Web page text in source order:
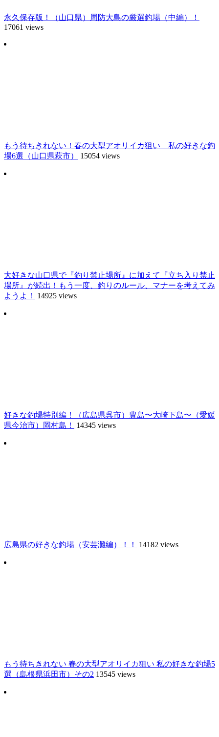
永久保存版！（山口県）周防大島の厳選釣場（中編）！
17061 views
もう待ちきれない！春の大型アオリイカ狙い 私の好きな釣
場6選（山口県萩市）
15054 views
大好きな山口県で『釣り禁止場所』に加えて『立ち入り禁止
場所』が続出！もう一度、釣りのルール、マナーを考えてみ
ようよ！
14925 views
好きな釣場特別編！（広島県呉市）豊島〜大崎下島〜（愛媛
県今治市）岡村島！
14345 views
広島県の好きな釣場（安芸灘編）！！ 14182 views
もう待ちきれない 春の大型アオリイカ狙い 私の好きな釣場5
選（島根県浜田市）その2 13545 views